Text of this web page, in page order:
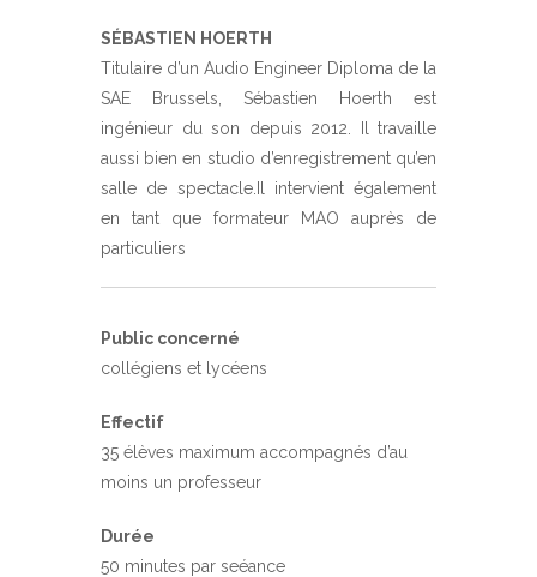
SÉBASTIEN HOERTH
Titulaire d’un Audio Engineer Diploma de la
SAE Brussels, Sébastien Hoerth est
ingénieur du son depuis 2012. Il travaille
aussi bien en studio d’enregistrement qu’en
salle de spectacle.Il intervient également
en tant que formateur MAO auprès de
particuliers
Public concerné
collégiens et lycéens
Effectif
35 élèves maximum accompagnés d’au
moins un professeur
Durée
50 minutes par seéance